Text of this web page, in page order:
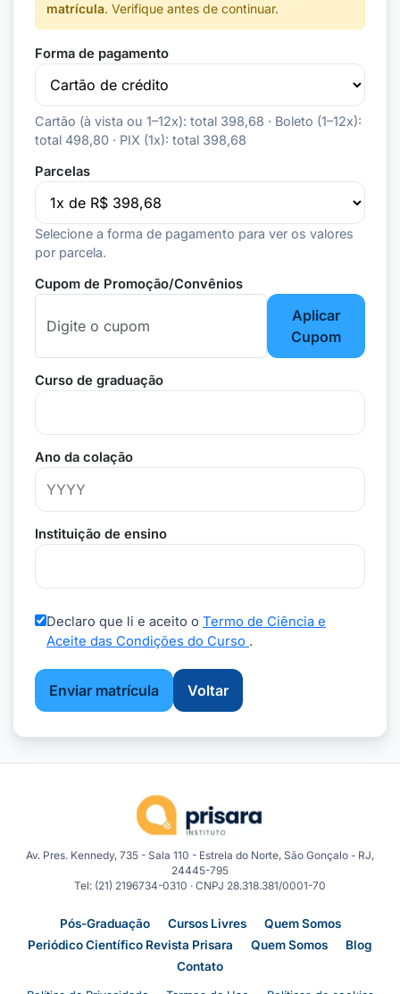
matrícula. Verifique antes de continuar.
Forma de pagamento
Cartão (à vista ou 1–12x): total 398,68 · Boleto (1–12x):
total 498,80 · PIX (1x): total 398,68
Parcelas
Selecione a forma de pagamento para ver os valores
por parcela.
Cupom de Promoção/Convênios
Aplicar
Cupom
Curso de graduação
Ano da colação
Instituição de ensino
Declaro que li e aceito o Termo de Ciência e
Aceite das Condições do Curso .
Enviar matrícula Voltar
Av. Pres. Kennedy, 735 - Sala 110 - Estrela do Norte, São Gonçalo - RJ,
24445-795
Tel: (21) 2196734-0310 · CNPJ 28.318.381/0001-70
Pós-Graduação Cursos Livres
Quem Somos
Periódico Científico Revista Prisara
Quem Somos
Blog
Contato